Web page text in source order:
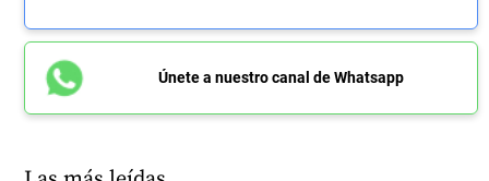
Únete a nuestro canal de Whatsapp